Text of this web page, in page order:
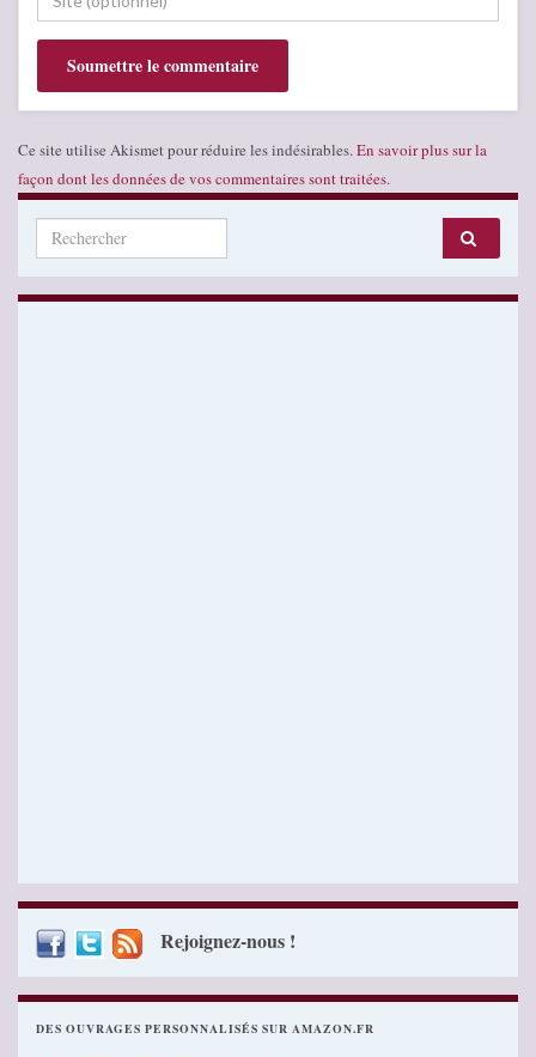
Ce site utilise Akismet pour réduire les indésirables. En savoir plus sur la
façon dont les données de vos commentaires sont traitées.
Search for:
Rejoignez-nous !
DES OUVRAGES PERSONNALISÉS SUR AMAZON.FR